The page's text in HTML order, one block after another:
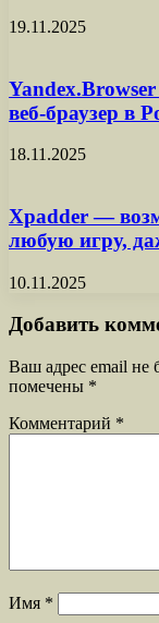
19.11.2025
веб-браузер в
18.11.2025
Xpadder —
любую игру,
10.11.2025
Добавить
Ваш адрес email не
помечены *
Комментарий *
Имя *